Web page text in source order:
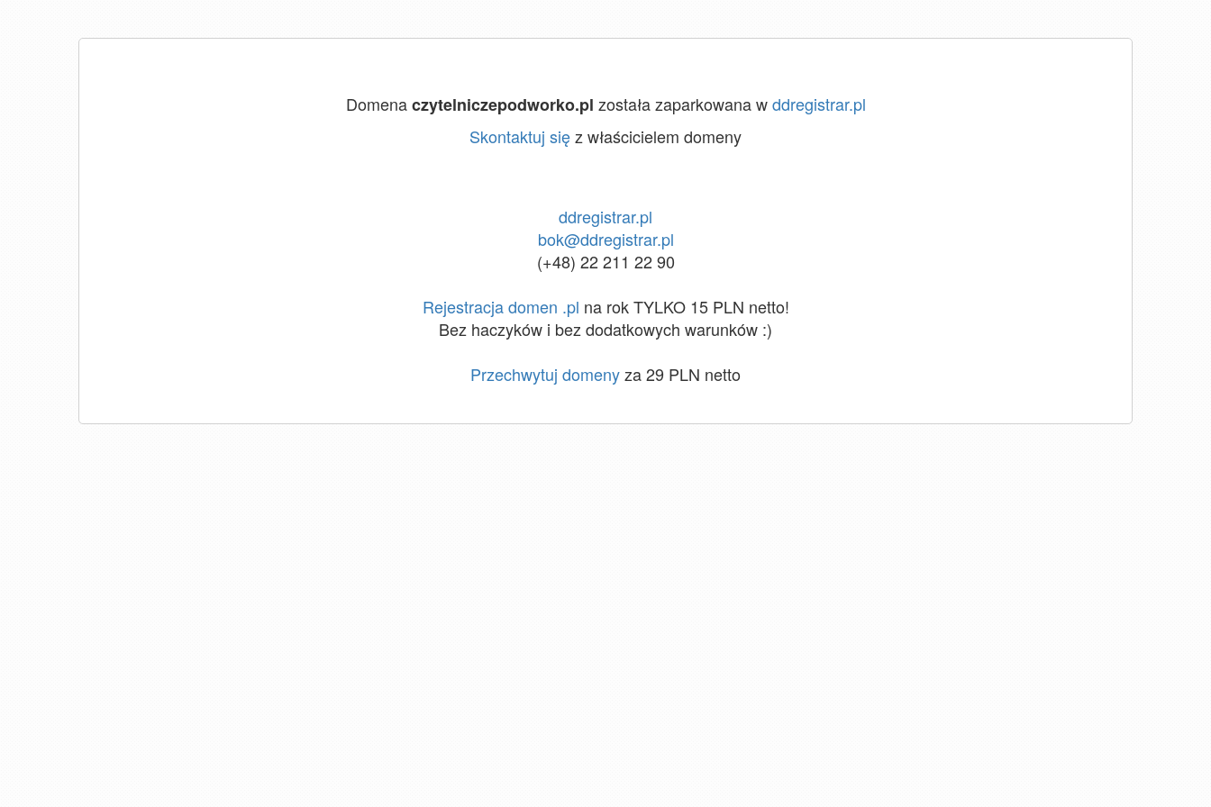
Domenaczytelniczepodworko.pl została zaparkowana wddregistrar.pl
Skontaktuj sięz właścicielem domeny
ddregistrar.pl
bok@ddregistrar.pl
(+48) 22 211 22 90
Rejestracja domen .pl na rok TYLKO 15 PLN netto!
Bez haczyków i bez dodatkowych warunków :)
Przechwytuj domenyza 29 PLN netto